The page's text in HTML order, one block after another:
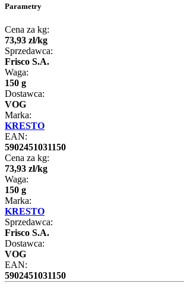
Parametry
Cena za kg:
73,93 zł/kg
Sprzedawca:
Frisco S.A.
Waga:
150 g
Dostawca:
VOG
Marka:
KRESTO
EAN:
5902451031150
Cena za kg:
73,93 zł/kg
Waga:
150 g
Marka:
KRESTO
Sprzedawca:
Frisco S.A.
Dostawca:
VOG
EAN:
5902451031150